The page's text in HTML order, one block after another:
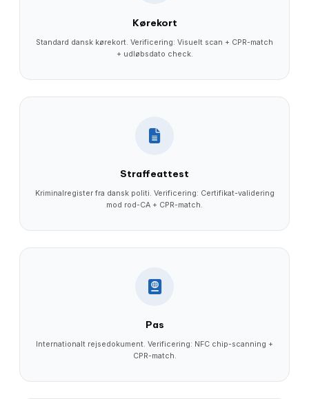
Kørekort
Standard dansk kørekort. Verificering: Visuelt scan + CPR-match
+ udløbsdato check.
Straffeattest
Kriminalregister fra dansk politi. Verificering: Certifikat-validering
mod rod-CA + CPR-match.
Pas
Internationalt rejsedokument. Verificering: NFC chip-scanning +
CPR-match.